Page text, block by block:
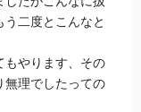
二度とこんなと
もやります、その
無理でしたっての